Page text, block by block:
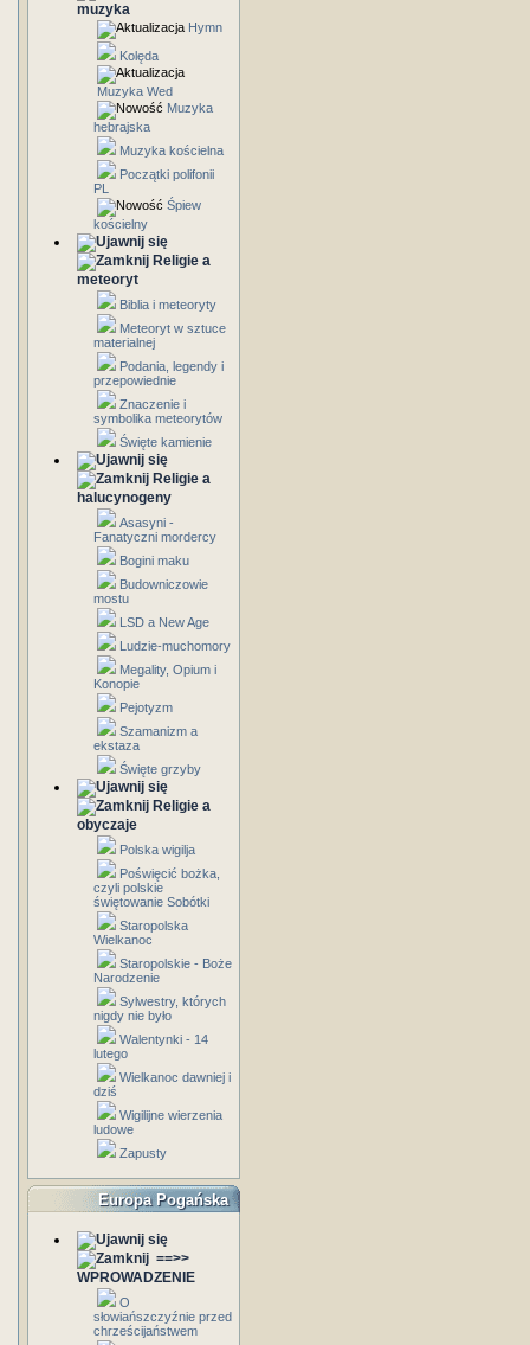
muzyka
Hymn
Kolęda
Muzyka Wed
Muzyka
hebrajska
Muzyka kościelna
Początki polifonii
PL
Śpiew
kościelny
Religie a
meteoryt
Biblia i meteoryty
Meteoryt w sztuce
materialnej
Podania, legendy i
przepowiednie
Znaczenie i
symbolika meteorytów
Święte kamienie
Religie a
halucynogeny
Asasyni -
Fanatyczni mordercy
Bogini maku
Budowniczowie
mostu
LSD a New Age
Ludzie-muchomory
Megality, Opium i
Konopie
Pejotyzm
Szamanizm a
ekstaza
Święte grzyby
Religie a
obyczaje
Polska wigilja
Poświęcić bożka,
czyli polskie
świętowanie Sobótki
Staropolska
Wielkanoc
Staropolskie - Boże
Narodzenie
Sylwestry, których
nigdy nie było
Walentynki - 14
lutego
Wielkanoc dawniej i
dziś
Wigilijne wierzenia
ludowe
Zapusty
Europa Pogańska
==>>
WPROWADZENIE
O
słowiańszczyźnie przed
chrześcijaństwem